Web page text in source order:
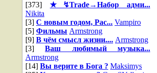
[373]★↯Trade→Набор адми...
Nikita
[3] С новым годом, Рас... Vampiro
[5] Фильмы Armstrong
[9] В чём смысл жизни.... Armstrong
[3]Ваш любимый музыка...
Armstrong
[14] Вы верите в Бога ? Maksimys